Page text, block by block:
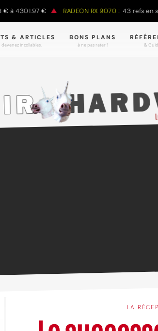
€ RADEON RX 9070 : 43 refs en stock
& ARTICLES
devenez incollables.
BONS PLANS
à ne pas rater ! &
LA